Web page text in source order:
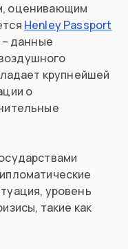
оценивающим
Henley Passport
данные
крупнейшей
о
уровень
такие как